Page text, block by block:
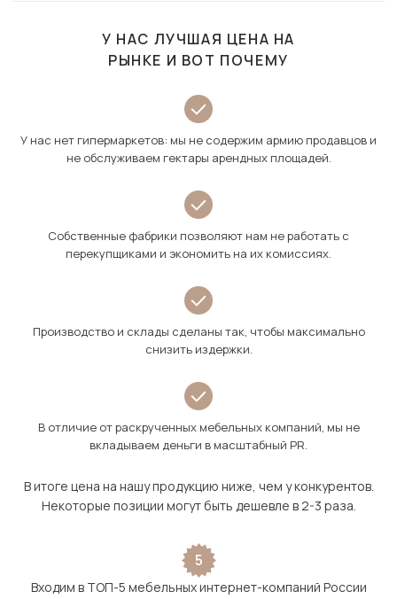
У НАС ЛУЧШАЯ ЦЕНА НА
РЫНКЕ И ВОТ ПОЧЕМУ
У нас нет гипермаркетов: мы не содержим армию продавцов и
не обслуживаем гектары арендных площадей.
Собственные фабрики позволяют нам не работать с
перекупщиками и экономить на их комиссиях.
Производство и склады сделаны так, чтобы максимально
снизить издержки.
В отличие от раскрученных мебельных компаний, мы не
вкладываем деньги в масштабный PR.
В итоге цена на нашу продукцию ниже, чем у конкурентов.
Некоторые позиции могут быть дешевле в 2-3 раза.
5
Входим в ТОП-5 мебельных интернет-компаний России